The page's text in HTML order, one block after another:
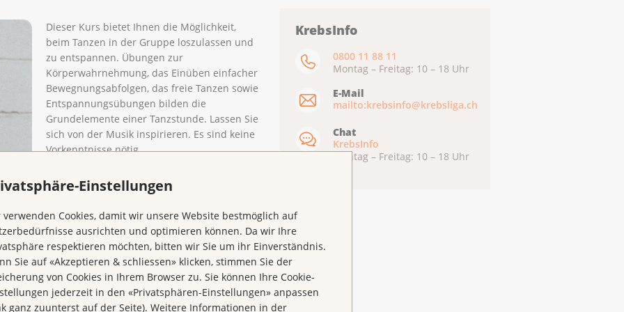
Einstellungen
verwenden Cookies, damit wir unsere Website bestmöglich auf
ausrichten und optimieren können. Da wir Ihre
respektieren möchten, bitten wir Sie um ihr Einverständnis.
Sie auf «Akzeptieren & schliessen» klicken, stimmen Sie der
von Cookies in Ihrem Browser zu. Sie können Ihre Cookie-
jederzeit in den «Privatsphären-Einstellungen» anpassen
ganz zuunterst auf der Seite). Weitere Informationen in der
Dieser Kurs bietet Ihnen die Möglichkeit,
beim Tanzen in der Gruppe loszulassen und
zu entspannen. Übungen zur
Körperwahrnehmung, das Einüben einfacher
Bewegnungsabfolgen, das freie Tanzen sowie
Entspannungsübungen bilden die
Grundelemente einer Tanzstunde. Lassen Sie
sich von der Musik inspirieren. Es sind keine
Vorkenntnisse nötig.
Wann:
jeweils am Donnerstag von 18.00 bis
19.15 Uhr
| 8.10. |12.11.| 10.12.2026
Ort:Haus der Krebsliga beider Basel,
Petersplatz 12, 4051 Basel
Anmeldung:E-Mailkurse@klbb.choder
Telefon 061 319 99 88
KrebsInfo
0800 11 88 11
Montag – Freitag: 10 – 18 Uhr
E-Mail
mailto:krebsinfo@krebsliga.ch
Chat
KrebsInfo
Montag – Freitag: 10 – 18 Uhr